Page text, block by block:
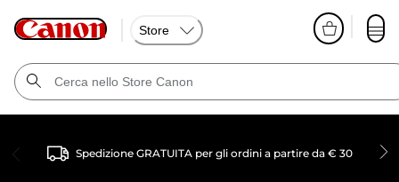
Store
Spedizione GRATUITA per gli ordini a partire da € 30